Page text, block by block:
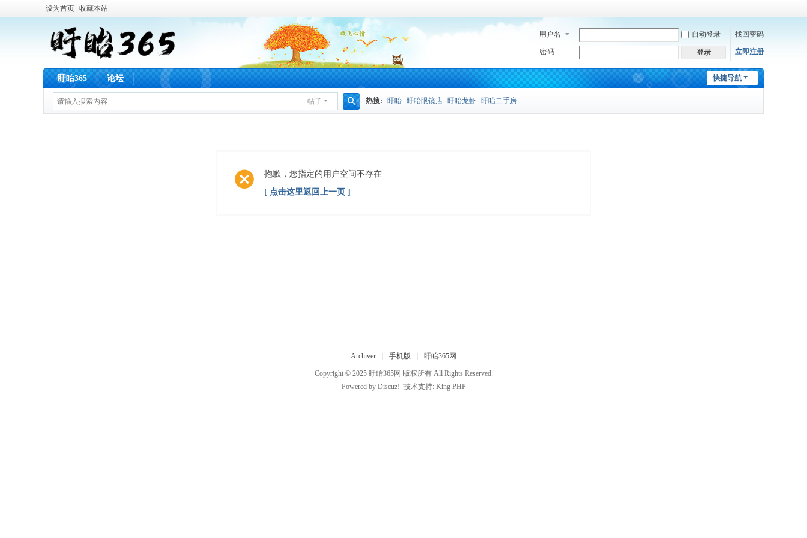
设为首页 收藏本站
用户名 自动登录 找回密码
密码 登录 立即注册
快捷导航
盱眙365 论坛
帖子 热搜: 盱眙 盱眙眼镜店 盱眙龙虾 盱眙二手房
抱歉，您指定的用户空间不存在
[ 点击这里返回上一页 ]
Archiver 手机版 盱眙365网
Copyright © 2025 盱眙365网 版权所有 All Rights Reserved.
Powered by Discuz! 技术支持: King PHP